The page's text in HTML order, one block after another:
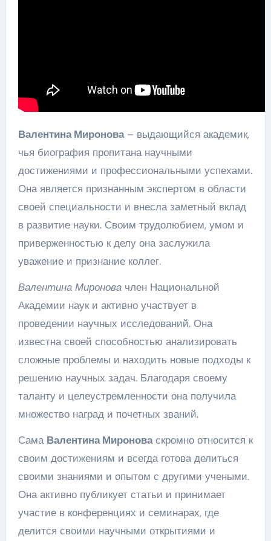
Валентина Миронова– выдающийся академик,
чья биография пропитана научными
достижениями и профессиональными успехами.
Она является признанным экспертом в области
своей специальности и внесла заметный вклад
в развитие науки. Своим трудолюбием, умом и
приверженностью к делу она заслужила
уважение и признание коллег.
Валентина Мироновачлен Национальной
Академии наук и активно участвует в
проведении научных исследований. Она
известна своей способностью анализировать
сложные проблемы и находить новые подходы к
решению научных задач. Благодаря своему
таланту и целеустремленности она получила
множество наград и почетных званий.
Сама Валентина Мироноваскромно относится к
своим достижениям и всегда готова делиться
своими знаниями и опытом с другими учеными.
Она активно публикует статьи и принимает
участие в конференциях и семинарах, где
делится своими научными открытиями и